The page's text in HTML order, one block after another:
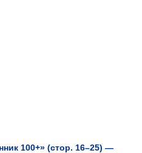
100+» (стор. 16–25) —